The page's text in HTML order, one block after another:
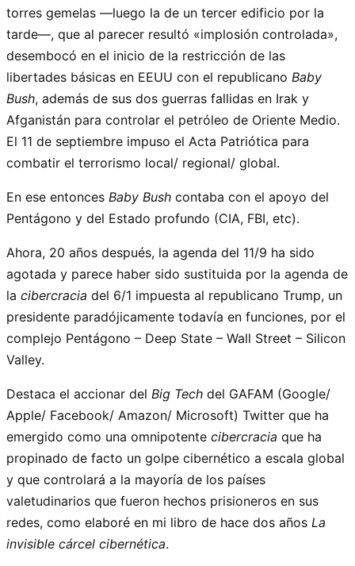
torres gemelas —luego la de un tercer edificio por la
tarde—, que al parecer resultó «implosión controlada»,
desembocó en el inicio de la restricción de las
libertades básicas en EEUU con el republicano Baby
Bush, además de sus dos guerras fallidas en Irak y
Afganistán para controlar el petróleo de Oriente Medio.
El 11 de septiembre impuso el Acta Patriótica para
combatir el terrorismo local/ regional/ global.
En ese entonces Baby Bush contaba con el apoyo del
Pentágono y del Estado profundo (CIA, FBI, etc).
Ahora, 20 años después, la agenda del 11/9 ha sido
agotada y parece haber sido sustituida por la agenda de
la cibercracia del 6/1 impuesta al republicano Trump, un
presidente paradójicamente todavía en funciones, por el
complejo Pentágono – Deep State – Wall Street – Silicon
Valley.
Destaca el accionar del Big Tech del GAFAM (Google/
Apple/ Facebook/ Amazon/ Microsoft) Twitter que ha
emergido como una omnipotente cibercracia que ha
propinado de facto un golpe cibernético a escala global
y que controlará a la mayoría de los países
valetudinarios que fueron hechos prisioneros en sus
redes, como elaboré en mi libro de hace dos años La
invisible cárcel cibernética.